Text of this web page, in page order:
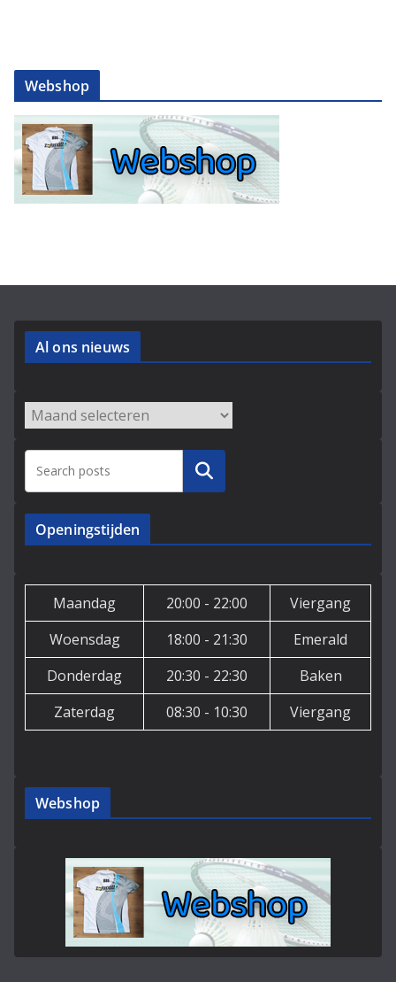
Webshop
Al ons nieuws
Archieven
Zoeken
Openingstijden
Maandag 20:00 - 22:00
Viergang
Woensdag
18:00 - 21:30
Emerald
Donderdag
20:30 - 22:30
Baken
Zaterdag
08:30 - 10:30 Viergang
Webshop